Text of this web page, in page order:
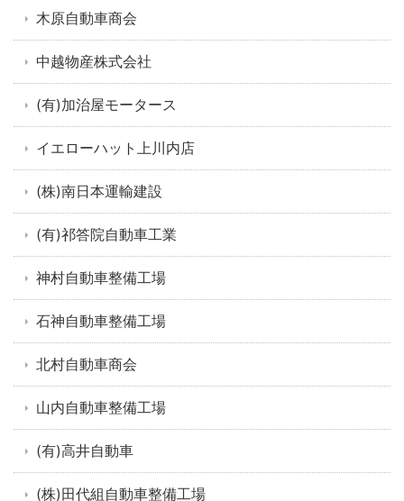
木原自動車商会
中越物産株式会社
(有)加治屋モータース
イエローハット上川内店
(株)南日本運輸建設
(有)祁答院自動車工業
神村自動車整備工場
石神自動車整備工場
北村自動車商会
山内自動車整備工場
(有)高井自動車
(株)田代組自動車整備工場